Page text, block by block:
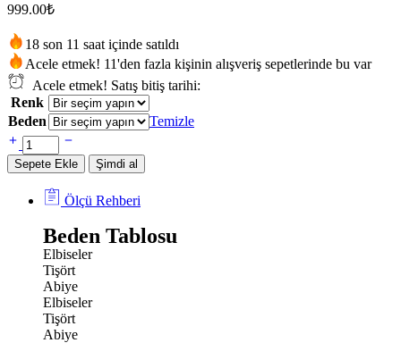
999.00₺
18 son 11 saat içinde satıldı
Acele etmek! 11'den fazla kişinin alışveriş sepetlerinde bu var
Acele etmek! Satış bitiş tarihi:
Renk
Beden
Temizle
Sepete Ekle Şimdi al
Ölçü Rehberi
Beden Tablosu
Elbiseler
Tişört
Abiye
Elbiseler
Tişört
Abiye